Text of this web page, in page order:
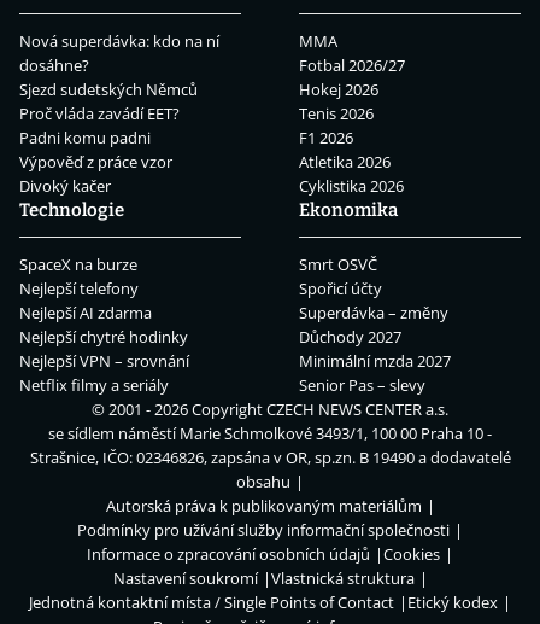
Nová superdávka: kdo na ní
dosáhne?
Sjezd sudetských Němců
Proč vláda zavádí EET?
Padni komu padni
Výpověď z práce vzor
Divoký kačer
MMA
Fotbal 2026/27
Hokej 2026
Tenis 2026
F1 2026
Atletika 2026
Cyklistika 2026
Technologie
SpaceX na burze
Nejlepší telefony
Nejlepší AI zdarma
Nejlepší chytré hodinky
Nejlepší VPN – srovnání
Netflix filmy a seriály
Ekonomika
Smrt OSVČ
Spořicí účty
Superdávka – změny
Důchody 2027
Minimální mzda 2027
Senior Pas – slevy
© 2001 - 2026 CopyrightCZECH NEWS CENTER a.s.
se sídlem náměstí Marie Schmolkové 3493/1, 100 00 Praha 10 -
Strašnice, IČO: 02346826, zapsána v OR, sp.zn. B 19490 a dodavatelé
obsahu
Autorská práva k publikovaným materiálům
Podmínky pro užívání služby informační společnosti
Informace o zpracování osobních údajů
Cookies
Nastavení soukromí
Vlastnická struktura
Jednotná kontaktní místa / Single Points of Contact
Etický kodex